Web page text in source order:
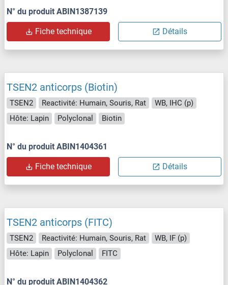
N° du produit ABIN1387139
Fiche technique Détails
TSEN2 anticorps (Biotin)
TSEN2 Reactivité: Humain, Souris, Rat
WB, IHC (p)
Hôte: Lapin
Polyclonal Biotin
N° du produit ABIN1404361
Fiche technique Détails
TSEN2 anticorps (FITC)
TSEN2 Reactivité: Humain, Souris, Rat
WB, IF (p)
Hôte: Lapin
Polyclonal FITC
N° du produit ABIN1404362